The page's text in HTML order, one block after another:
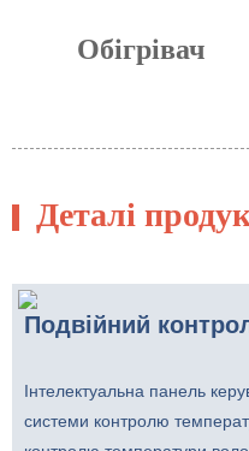
Обігрівач
Деталі
Подвійний
Інтелектуальна панель
системи контролю